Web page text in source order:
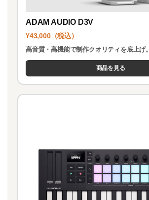
ADAM AUDIO D3V
¥43,000（税込）
高音質・高機能で制作クオリティを底上げ。
商品を見る